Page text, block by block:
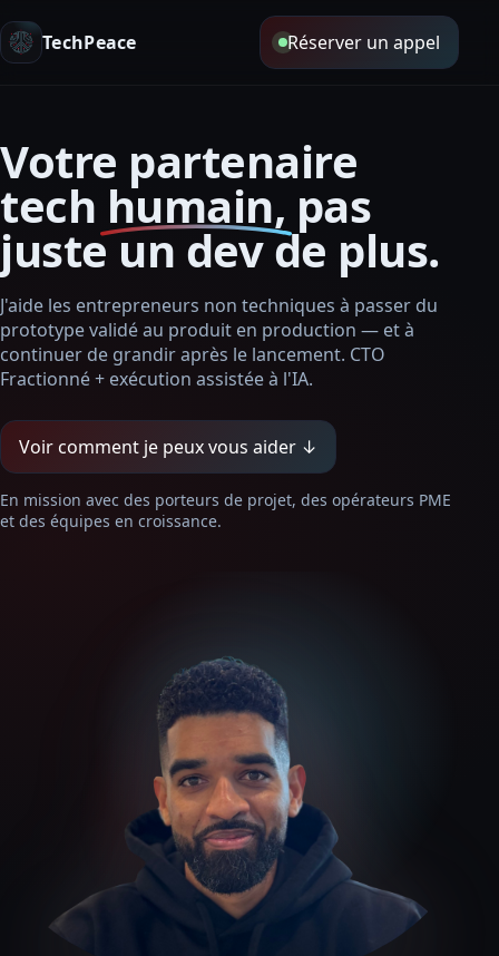
TechPeace Réserver un appel
Votre partenaire
tech humain, pas
juste un dev de plus.
J'aide les entrepreneurs non techniques à passer du
prototype validé au produit en production — et à
continuer de grandir après le lancement. CTO
Fractionné + exécution assistée à l'IA.
Voir comment je peux vous aider ↓
En mission avec des porteurs de projet, des opérateurs PME
et des équipes en croissance.